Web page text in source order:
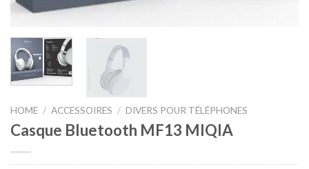
HOME / ACCESSOIRES / DIVERS POUR TÉLÉPHONES
Casque Bluetooth MF13 MIQIA